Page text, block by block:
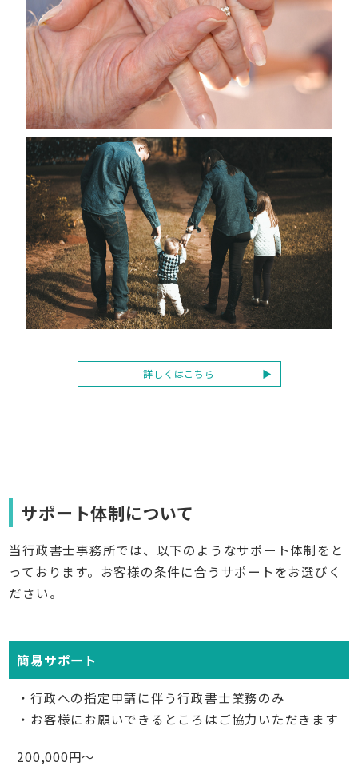
詳しくはこちら
サポート体制について
当行政書士事務所では、以下のようなサポート体制をと
っております。お客様の条件に合うサポートをお選びく
ださい。
簡易サポート
・行政への指定申請に伴う行政書士業務のみ
・お客様にお願いできるところはご協力いただきます
200,000円～